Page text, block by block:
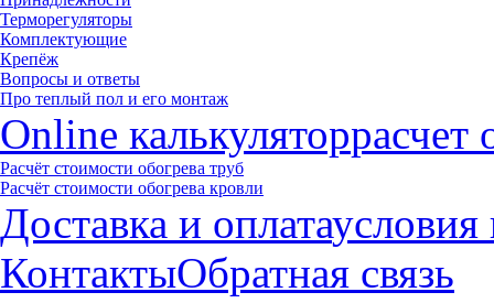
Терморегуляторы
Комплектующие
Крепёж
Вопросы и ответы
Про теплый пол и его монтаж
Online калькуляторрасчет
Расчёт стоимости обогрева труб
Расчёт стоимости обогрева кровли
Доставка и оплатаусловия
КонтактыОбратная связь